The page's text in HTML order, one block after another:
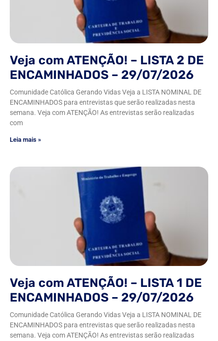
Veja com ATENÇÃO! – LISTA 2 DE
ENCAMINHADOS – 29/07/2026
Comunidade Católica Gerando Vidas Veja a LISTA NOMINAL DE
ENCAMINHADOS para entrevistas que serão realizadas nesta
semana. Veja com ATENÇÃO! As entrevistas serão realizadas
com
Leia mais »
Veja com ATENÇÃO! – LISTA 1 DE
ENCAMINHADOS – 29/07/2026
Comunidade Católica Gerando Vidas Veja a LISTA NOMINAL DE
ENCAMINHADOS para entrevistas que serão realizadas nesta
semana. Veja com ATENÇÃO! As entrevistas serão realizadas